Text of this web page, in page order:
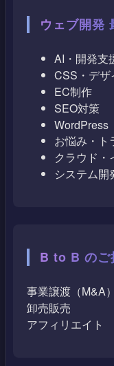
ウェブ開発
AI・開発支
CSS・デザ
EC制作
SEO対策
WordPress
お悩み・ト
クラウド・
システム開
B to B のご
事業譲渡（M&A）
卸売販売
アフィリエイト